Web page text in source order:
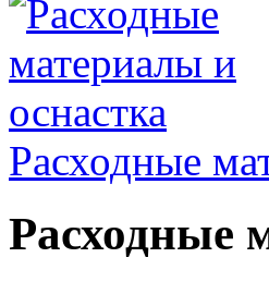
Расходные
Расходные